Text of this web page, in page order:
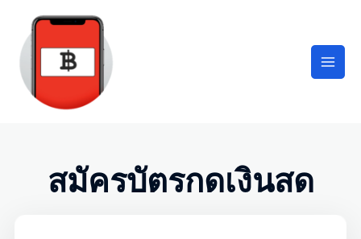
สมัครบัตรกดเงินสด